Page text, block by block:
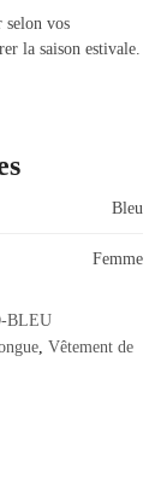
selon vos
la saison estivale.
Bleu
Femme
BLEU
, Vêtement de